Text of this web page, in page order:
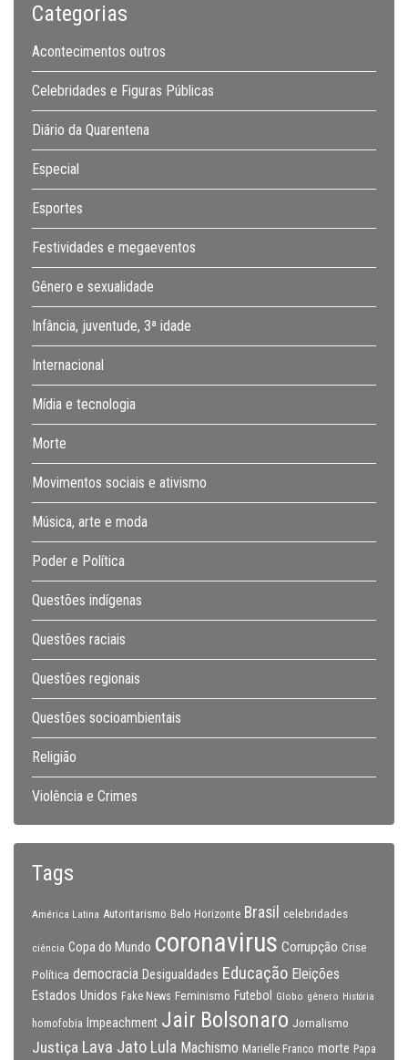
Categorias
Acontecimentos outros
Celebridades e Figuras Públicas
Diário da Quarentena
Especial
Esportes
Festividades e megaeventos
Gênero e sexualidade
Infância, juventude, 3ª idade
Internacional
Mídia e tecnologia
Morte
Movimentos sociais e ativismo
Música, arte e moda
Poder e Política
Questões indígenas
Questões raciais
Questões regionais
Questões socioambientais
Religião
Violência e Crimes
Tags
América Latina Autoritarismo Belo Horizonte Brasil celebridades
ciência Copa do Mundo coronavirus Corrupção Crise
Política democracia Desigualdades Educação Eleições
Estados Unidos Fake News Feminismo Futebol Globo gênero História
homofobia Impeachment Jair Bolsonaro Jornalismo
Justiça Lava Jato Lula Machismo Marielle Franco morte Papa